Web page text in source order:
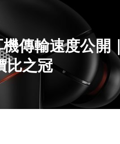
傳輸速度公開｜
比之冠